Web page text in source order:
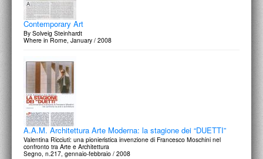
Contemporary Art
By Solveig Steinhardt
Where in Rome, January / 2008
A.A.M. Architettura Arte Moderna: la stagione dei “DUETTI”
Valentina Ricciuti: una pionieristica invenzione di Francesco Moschini nel
confronto tra Arte e Architettura
Segno, n.217, gennaio-febbraio / 2008